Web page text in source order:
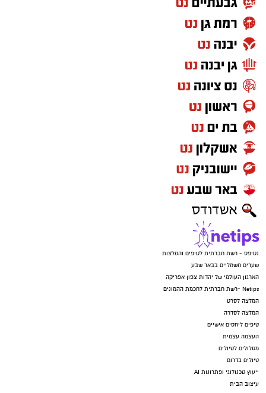
נטיפס - רשת חברתית לטיפים והמלצות
שערים חשמליים בבאר שבע
הארגון העולמי של יהדות צפון אפריקה
Netips -רשת חברתית לחכמת ההמונים
המלצה לסרט
המלצה לסדרה
טיפים ליחסים אישיים
העצמה עצמית
מסלולים לטיולים
טיולים בדרום
ייעוץ טכנולוגי ופתרונות AI
עיצוב הבית